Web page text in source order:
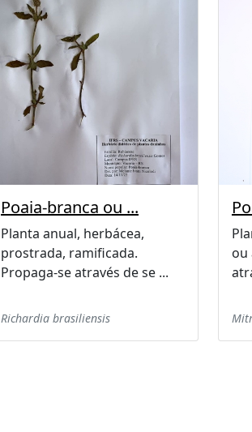
Poaia-branca ou ...
Planta anual, herbácea,
prostrada, ramificada.
Propaga-se através de se ...
Richardia brasiliensis
ou